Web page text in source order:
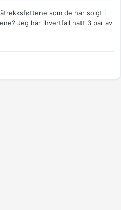
som de har solgt i
Jeg har ihvertfall hatt 3 par av